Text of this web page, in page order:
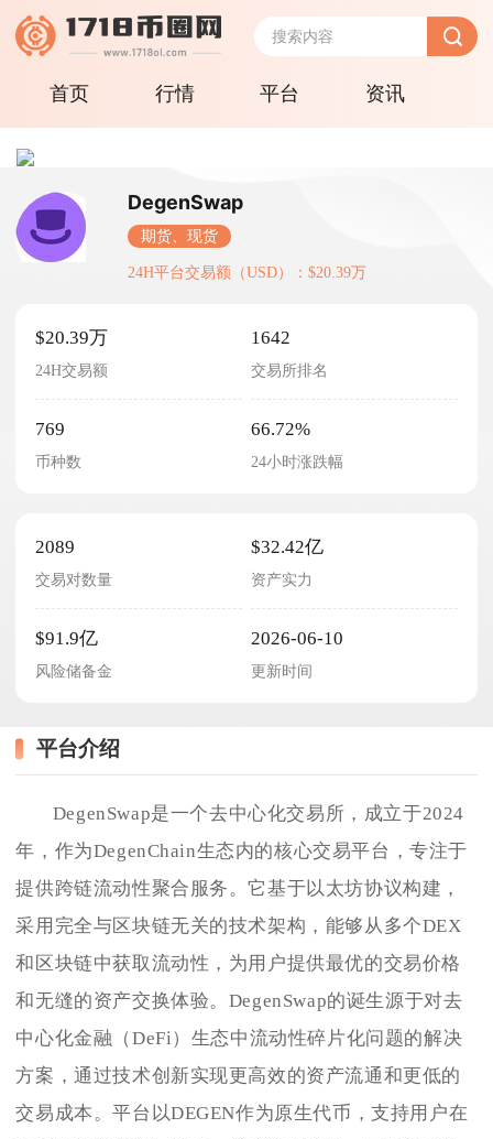
首页 行情 平台 资讯
DegenSwap
期货、现货
24H平台交易额（USD）：$20.39万
$20.39万
24H交易额
1642
交易所排名
769
币种数
66.72%
24小时涨跌幅
2089
交易对数量
$32.42亿
资产实力
$91.9亿
风险储备金
2026-06-10
更新时间
平台介绍
DegenSwap是一个去中心化交易所，成立于2024
年，作为DegenChain生态内的核心交易平台，专注于
提供跨链流动性聚合服务。它基于以太坊协议构建，
采用完全与区块链无关的技术架构，能够从多个DEX
和区块链中获取流动性，为用户提供最优的交易价格
和无缝的资产交换体验。DegenSwap的诞生源于对去
中心化金融（DeFi）生态中流动性碎片化问题的解决
方案，通过技术创新实现更高效的资产流通和更低的
交易成本。平台以DEGEN作为原生代币，支持用户在